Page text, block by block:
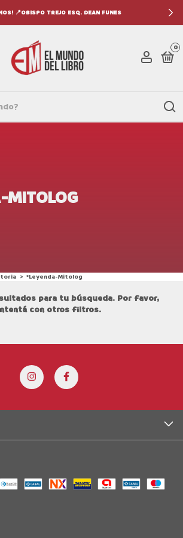
📍OBISPO TREJO ESQ. DEAN FUNES
0
MITOLOG
> *Leyenda-Mitolog
para tu búsqueda. Por favor,
con otros filtros.